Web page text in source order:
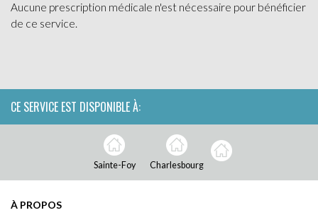
À PROPOS
Aucune prescription médicale n'est nécessaire pour bénéficier
de ce service.
CE SERVICE EST DISPONIBLE À:
Sainte-Foy Charlesbourg